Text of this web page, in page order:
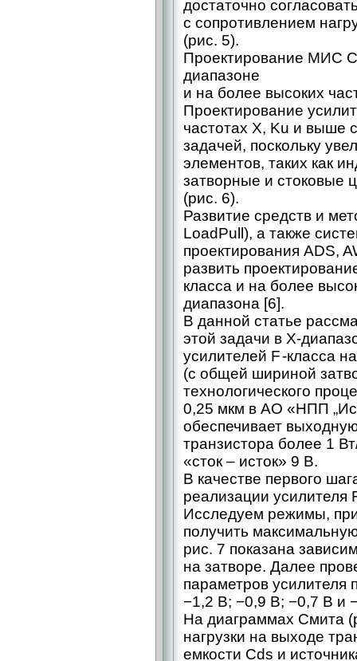
достаточно
с сопротивлением
(рис. 5).
Проектирование МИС
диапазоне
и на более высоких
Проектирование
частотах X, Ku и выше
задачей, поскольку
элементов, таких как
затворные и стоковые
(рис. 6).
Развитие средств и
LoadPull), а также
проектирования ADS,
развить
класса и на более
диапазона [6].
В данной статье
этой задачи в X-
усилителей F -класса
(с общей шириной
технологического
0,25 мкм в АО «НПП
обеспечивает
транзистора более 1
«сток – исток» 9 В.
В качестве первого
реализации усилителя
Исследуем режимы,
получить
рис. 7 показана
на затворе. Далее
параметров усилителя
−1,2 В; −0,9 В; −0,7 В и
На диаграммах Смита
нагрузки на выходе
емкости Cds и